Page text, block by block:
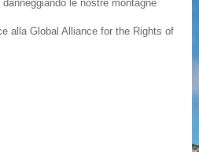
le nostre montagne
alla Global Alliance for the Rights of